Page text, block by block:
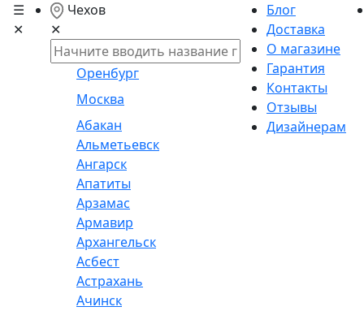
☰
✕
Чехов
✕
Оренбург
Москва
Абакан
Альметьевск
Ангарск
Апатиты
Арзамас
Армавир
Архангельск
Асбест
Астрахань
Ачинск
Блог
Доставка
О магазине
Гарантия
Контакты
Отзывы
Дизайнерам